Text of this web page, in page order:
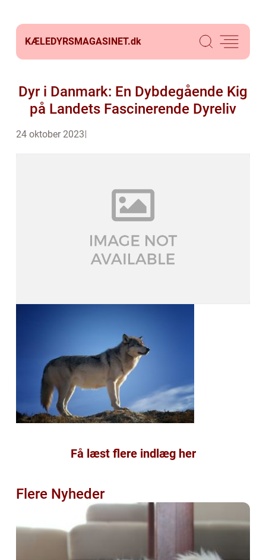
KÆLEDYRSMAGASINET.dk
Dyr i Danmark: En Dybdegående Kig
på Landets Fascinerende Dyreliv
24 oktober 2023
Få læst flere indlæg her
Flere Nyheder